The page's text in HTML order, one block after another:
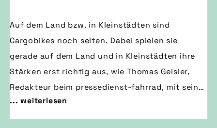
Auf dem Land bzw. in Kleinstädten sind
Cargobikes noch selten. Dabei spielen sie
gerade auf dem Land und in Kleinstädten ihre
Stärken erst richtig aus, wie Thomas Geisler,
Redakteur beim pressedienst-fahrrad, mit seiner
Familie selbst erfuhr.
... weiterlesen